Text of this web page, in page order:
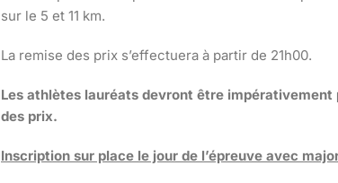
sur le 5 et 11 km.
La remise des prix s’effectuera à partir de 21h00.
Les athlètes lauréats devront être impérativement
des prix.
Inscription sur place le jour de l’épreuve avec